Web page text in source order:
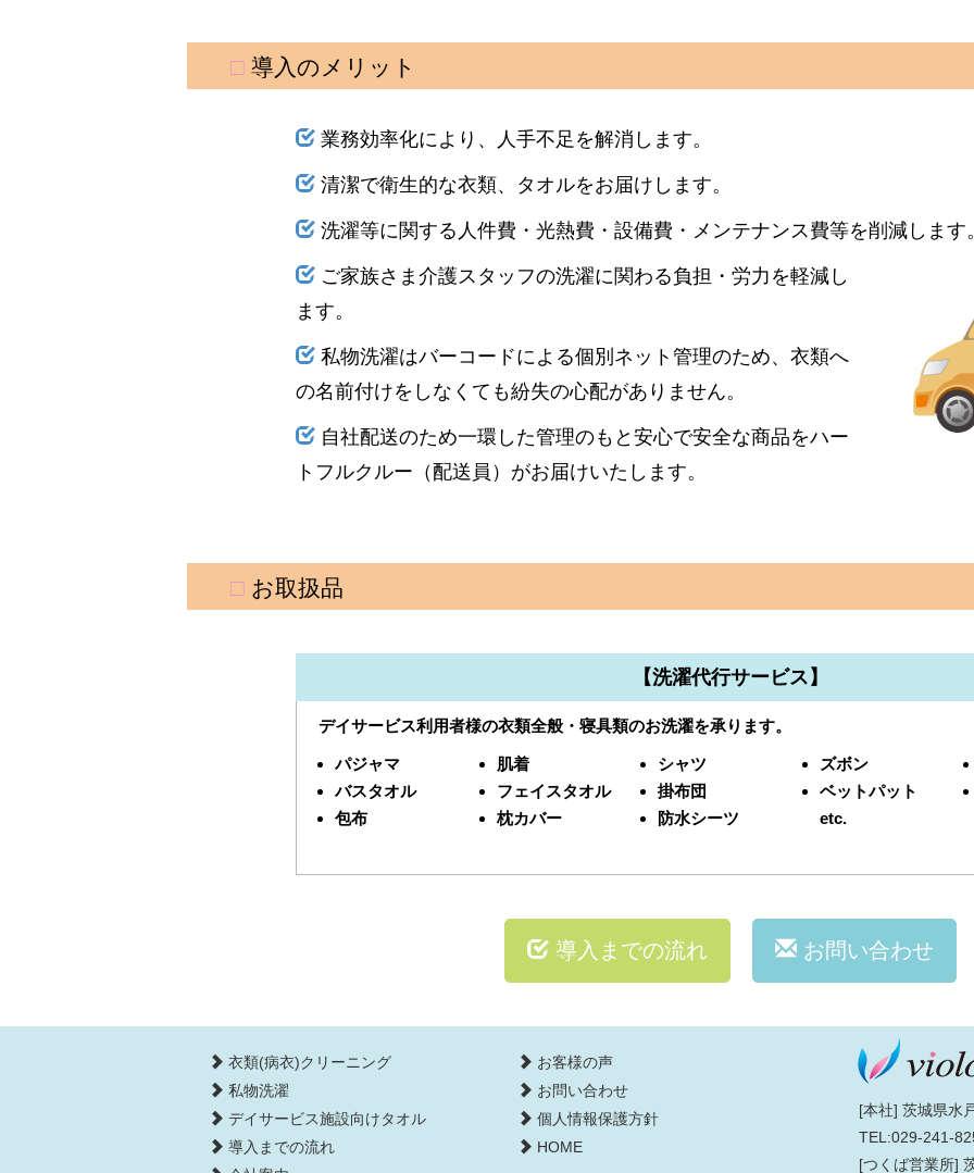
□ 導入のメリット
業務効率化により、人手不足を解消します。
清潔で衛生的な衣類、タオルをお届けします。
洗濯等に関する人件費・光熱費・設備費・メンテナンス費等を削減します
ご家族さま介護スタッフの洗濯に関わる負担・労力を軽減し
ます。
私物洗濯はバーコードによる個別ネット管理のため、衣類へ
の名前付けをしなくても紛失の心配がありません。
自社配送のため一環した管理のもと安心で安全な商品をハー
トフルクルー（配送員）がお届けいたします。
□ お取扱品
【洗濯代行サービス】
デイサービス利用者様の衣類全般・寝具類のお洗濯を承ります。
パジャマ 肌着 シャツ
ズボン
バスタオル
フェイスタオル 掛布団
ベットパット
包布
枕カバー 防水シーツ etc.
導入までの流れ お問い合わせ
衣類(病衣)クリーニング
私物洗濯
デイサービス施設向けタオル
導入までの流れ
お客様の声
お問い合わせ
個人情報保護方針
HOME
[本社] 茨城県水
TEL:029-241-
[つくば営業所]